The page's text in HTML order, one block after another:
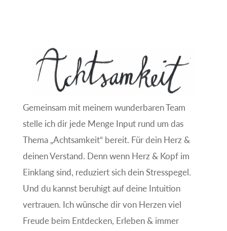
Gemeinsam mit meinem wunderbaren Team
stelle ich dir jede Menge Input rund um das
Thema „Achtsamkeit“ bereit. Für dein Herz &
deinen Verstand. Denn wenn Herz & Kopf im
Einklang sind, reduziert sich dein Stresspegel.
Und du kannst beruhigt auf deine Intuition
vertrauen. Ich wünsche dir von Herzen viel
Freude beim Entdecken, Erleben & immer